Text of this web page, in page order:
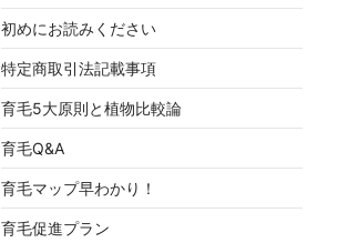
初めにお読みください
特定商取引法記載事項
育毛5大原則と植物比較論
育毛Q&A
育毛マップ早わかり！
育毛促進プラン